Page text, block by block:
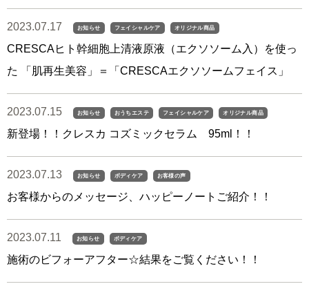
2023.07.17 お知らせ フェイシャルケア オリジナル商品
CRESCAヒト幹細胞上清液原液（エクソソーム入）を使っ
た 「肌再生美容」＝「CRESCAエクソソームフェイス」
2023.07.15 お知らせ おうちエステ フェイシャルケア オリジナル商品
新登場！！クレスカ コズミックセラム 95ml！！
2023.07.13 お知らせ ボディケア お客様の声
お客様からのメッセージ、ハッピーノートご紹介！！
2023.07.11 お知らせ ボディケア
施術のビフォーアフター☆結果をご覧ください！！